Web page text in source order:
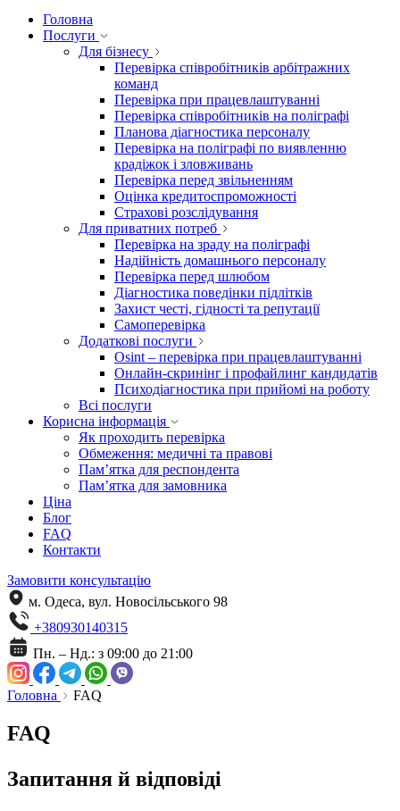
Головна
Послуги
Для бізнесу
Перевірка співробітників арбітражних
команд
Перевірка при працевлаштуванні
Перевірка співробітників на поліграфі
Планова діагностика персоналу
Перевірка на поліграфі по виявленню
крадіжок і зловживань
Перевірка перед звільненням
Оцінка кредитоспроможності
Страхові розслідування
Для приватних потреб
Перевірка на зраду на поліграфі
Надійність домашнього персоналу
Перевірка перед шлюбом
Діагностика поведінки підлітків
Захист честі, гідності та репутації
Самоперевірка
Додаткові послуги
Osint – перевірка при працевлаштуванні
Онлайн-скринінг і профайлинг кандидатів
Психодіагностика при прийомі на роботу
Всі послуги
Корисна інформація
Як проходить перевірка
Обмеження: медичні та правові
Пам’ятка для респондента
Пам’ятка для замовника
Ціна
Блог
FAQ
Контакти
Замовити консультацію
м. Одеса, вул. Новосільського 98
+380930140315
Пн. – Нд.: з 09:00 до 21:00
Головна FAQ
FAQ
Запитання й відповіді